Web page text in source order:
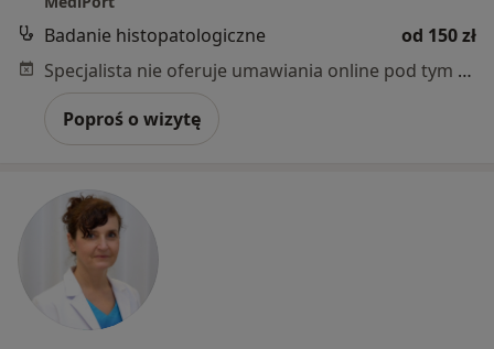
Badanie histopatologiczne
od 150 zł
Specjalista nie oferuje umawiania online pod tym adresem.
Poproś o wizytę